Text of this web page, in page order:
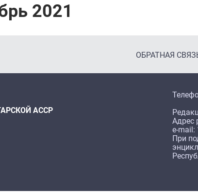
2021
ОБРАТНАЯ
АССР
Адрес
e-mail:
При